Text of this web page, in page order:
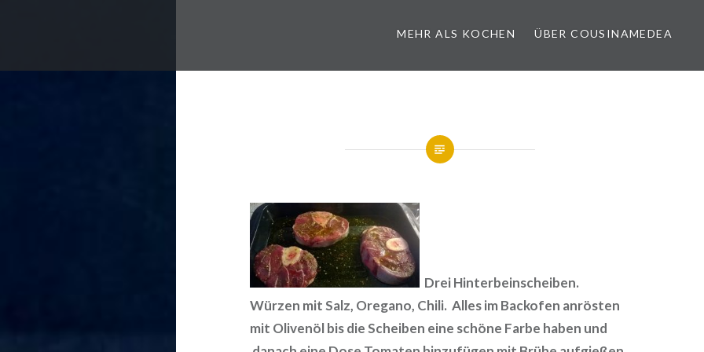
MEHR ALS KOCHEN ÜBER COUSINAMEDEA
Drei Hinterbeinscheiben.
Würzen mit Salz, Oregano, Chili. Alles im Backofen anrösten
mit Olivenöl bis die Scheiben eine schöne Farbe haben und